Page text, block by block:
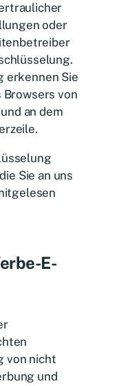
oder
erkennen Sie
Browsers von
an dem
Sie an uns
E-
von nicht
und